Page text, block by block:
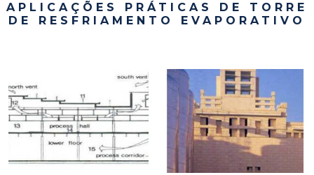
APLICAÇÕES PRÁTICAS DE TORRE
DE RESFRIAMENTO EVAPORATIVO